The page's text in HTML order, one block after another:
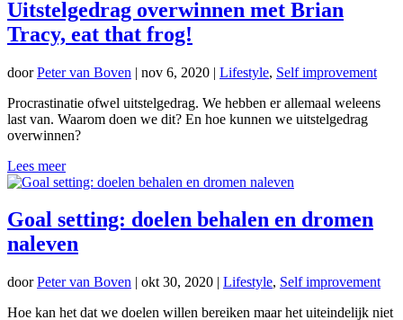
Uitstelgedrag overwinnen met Brian
Tracy, eat that frog!
doorPeter van Boven | nov 6, 2020 | Lifestyle, Self improvement
Procrastinatie ofwel uitstelgedrag. We hebben er allemaal weleens
last van. Waarom doen we dit? En hoe kunnen we uitstelgedrag
overwinnen?
Lees meer
Goal setting: doelen behalen en dromen
naleven
doorPeter van Boven | okt 30, 2020 | Lifestyle, Self improvement
Hoe kan het dat we doelen willen bereiken maar het uiteindelijk niet